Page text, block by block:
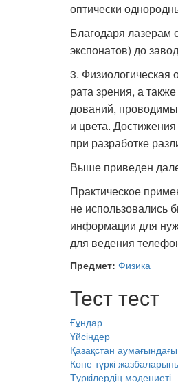
оптически
Благодаря лазерам
экспонатов) до
3. Физиологическая
рата зрения, а
дований,
и цвета.
при разработке
Выше приведен
Практическое
не использовались
информации для
для ведения
Предмет: Физика
Тест тест
Ғұндар
Үйсіндер
Қазақстан
Көне түркі
Түркілердің мәдениеті